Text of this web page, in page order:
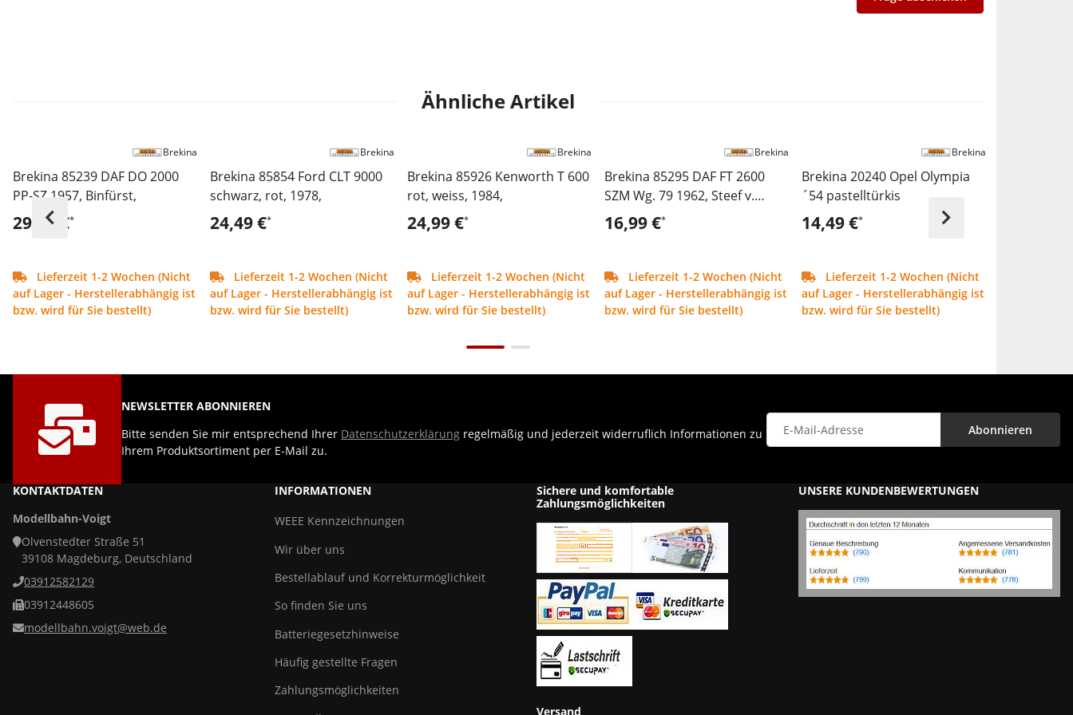
Ähnliche Artikel
Brekina 85239 DAF DO 2000
PP-SZ 1957, Binfürst,
29,49 €*
Lieferzeit 1-2 Wochen (Nicht
auf Lager - Herstellerabhängig ist
bzw. wird für Sie bestellt)
Brekina
Brekina 85854 Ford CLT 9000
schwarz, rot, 1978,
24,49 €*
Lieferzeit 1-2 Wochen (Nicht
auf Lager - Herstellerabhängig ist
bzw. wird für Sie bestellt)
Brekina
Brekina 85926 Kenworth T 600
rot, weiss, 1984,
24,99 €*
Lieferzeit 1-2 Wochen (Nicht
auf Lager - Herstellerabhängig ist
bzw. wird für Sie bestellt)
Brekina
Brekina 85295 DAF FT 2600
SZM Wg. 79 1962, Steef v.
Loon,
16,99 €*
Lieferzeit 1-2 Wochen (Nicht
auf Lager - Herstellerabhängig ist
bzw. wird für Sie bestellt)
Brekina
Brekina 20240 Opel Olympia
´54 pastelltürkis
14,49 €*
Lieferzeit 1-2 Wochen (Nicht
auf Lager - Herstellerabhängig ist
bzw. wird für Sie bestellt)
Brekina
KONTAKTDATEN
Modellbahn-Voigt
Olvenstedter Straße 51
39108 Magdeburg, Deutschland
03912582129
03912448605
modellbahn.voigt@web.de
INFORMATIONEN
WEEE Kennzeichnungen
Wir über uns
Bestellablauf und Korrekturmöglichkeit
So finden Sie uns
Batteriegesetzhinweise
Häufig gestellte Fragen
Zahlungsmöglichkeiten
Sichere und komfortable
Zahlungsmöglichkeiten
Versand
UNSERE KUNDENBEWERTUNGEN
NEWSLETTER ABONNIEREN
Bitte senden Sie mir entsprechend Ihrer Datenschutzerklärung regelmäßig und jederzeit widerruflich Informationen zu
Ihrem Produktsortiment per E-Mail zu.
Abonnieren